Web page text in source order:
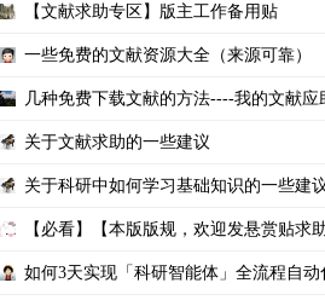
【文献求助专区】版主工作备用贴
一些免费的文献资源大全（来源可靠）
几种免费下载文献的方法----我的文献应
关于文献求助的一些建议
关于科研中如何学习基础知识的一些建
【必看】【本版版规，欢迎发悬赏贴求助
如何3天实现「科研智能体」全流程自动